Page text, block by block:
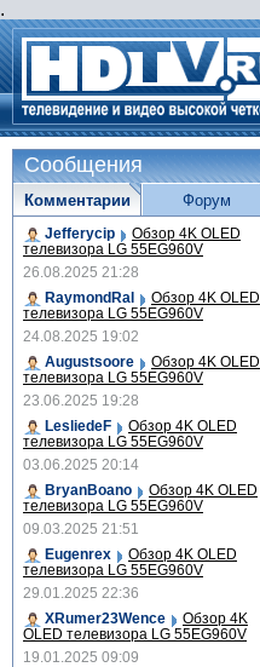
.
Сообщения
Комментарии
Jefferycip Обзор 4K OLED
телевизора LG 55EG960V
26.08.2025 21:28
RaymondRal
Обзор 4K OLED
телевизора LG 55EG960V
24.08.2025 19:02
Augustsoore
Обзор 4K OLED
телевизора LG 55EG960V
23.06.2025 19:28
LesliedeF
Обзор 4K OLED
телевизора LG 55EG960V
03.06.2025 20:14
BryanBoano
Обзор 4K OLED
телевизора LG 55EG960V
09.03.2025 21:51
Eugenrex
Обзор 4K OLED
телевизора LG 55EG960V
29.01.2025 22:36
XRumer23Wence
Обзор 4K
OLED телевизора LG 55EG960V
19.01.2025 09:09
Форум